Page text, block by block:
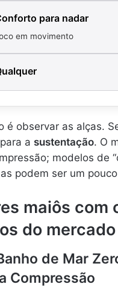
para nadar
em movimento
é observar as alças.
a sustentação. O
modelos de
podem ser um
maiôs com
do mercado
de Mar
Compressão